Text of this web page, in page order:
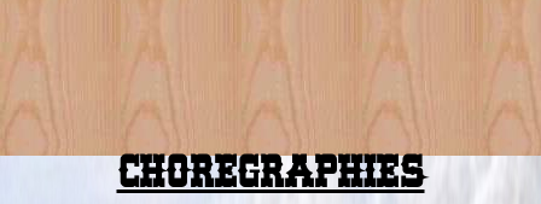
CHOREGRAPHIES